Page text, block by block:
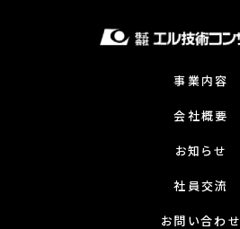
事業内容
会社概要
お知らせ
社員交流
お問い合わせ